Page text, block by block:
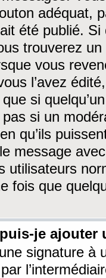
adéquat,
été publié. Si
trouverez
vous
l’avez
que si
pas si un
qu’ils
message
utilisateurs
fois que
je ajouter
signature à